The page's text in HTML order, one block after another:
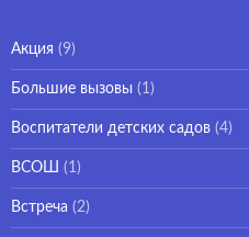
Акция (9)
Большие вызовы (1)
Воспитатели детских садов (4)
ВСОШ (1)
Встреча (2)